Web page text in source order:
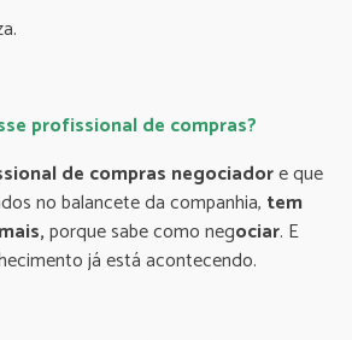
profissional de compras?
de compras negociadore que
no balancete da companhia, tem
porque sabe como negociar. E
já está acontecendo.